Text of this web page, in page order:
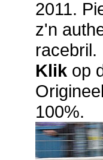
2011.
z'n
racebril.
Klik op
100%.